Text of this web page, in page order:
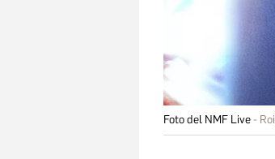
Foto del NMF Live